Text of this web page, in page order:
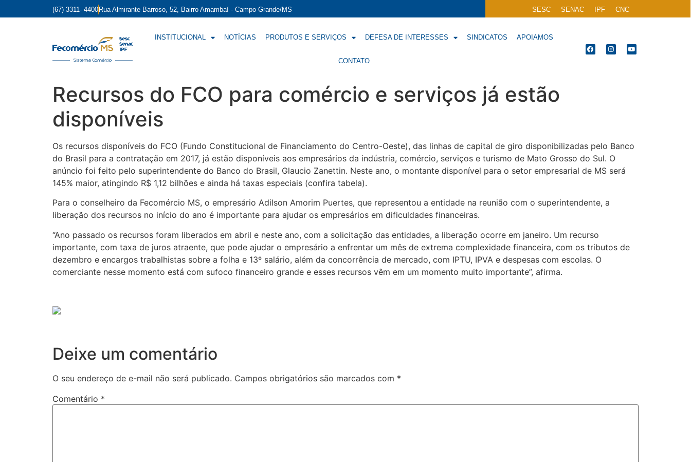
(67) 3311- 4400 Rua Almirante Barroso, 52, Bairro Amambaí - Campo Grande/MS SESC SENAC IPF CNC
INSTITUCIONAL NOTÍCIAS PRODUTOS E SERVIÇOS DEFESA DE INTERESSES SINDICATOS APOIAMOS
CONTATO
Recursos do FCO para comércio e serviços já estão
disponíveis
Os recursos disponíveis do FCO (Fundo Constitucional de Financiamento do Centro-Oeste), das linhas de capital de giro disponibilizadas pelo Banco
do Brasil para a contratação em 2017, já estão disponíveis aos empresários da indústria, comércio, serviços e turismo de Mato Grosso do Sul. O
anúncio foi feito pelo superintendente do Banco do Brasil, Glaucio Zanettin. Neste ano, o montante disponível para o setor empresarial de MS será
145% maior, atingindo R$ 1,12 bilhões e ainda há taxas especiais (confira tabela).
Para o conselheiro da Fecomércio MS, o empresário Adilson Amorim Puertes, que representou a entidade na reunião com o superintendente, a
liberação dos recursos no início do ano é importante para ajudar os empresários em dificuldades financeiras.
“Ano passado os recursos foram liberados em abril e neste ano, com a solicitação das entidades, a liberação ocorre em janeiro. Um recurso
importante, com taxa de juros atraente, que pode ajudar o empresário a enfrentar um mês de extrema complexidade financeira, com os tributos de
dezembro e encargos trabalhistas sobre a folha e 13º salário, além da concorrência de mercado, com IPTU, IPVA e despesas com escolas. O
comerciante nesse momento está com sufoco financeiro grande e esses recursos vêm em um momento muito importante”, afirma.
Deixe um comentário
O seu endereço de e-mail não será publicado. Campos obrigatórios são marcados com *
Comentário *